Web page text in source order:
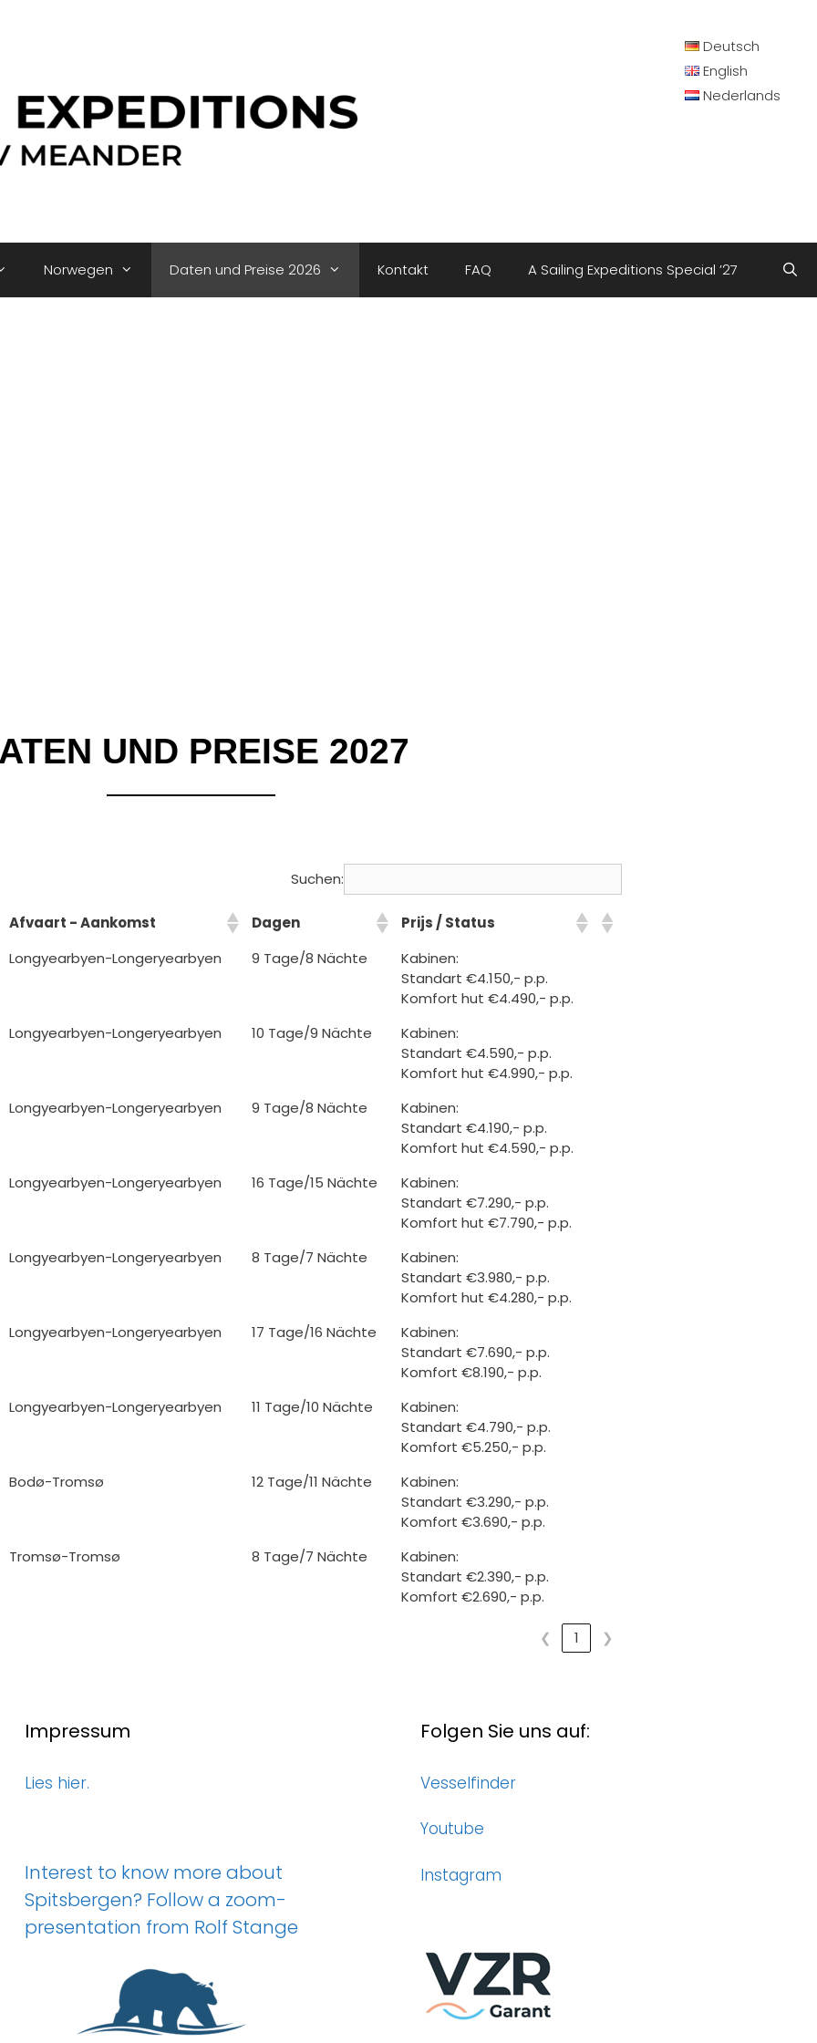
Deutsch
English
Nederlands
Norwegen Daten und Preise 2026 Kontakt FAQ A Sailing Expeditions Special ’27
UND PREISE 2027
Suchen:
Afvaart - Aankomst Dagen
Prijs / Status
Longyearbyen-Longeryearbyen
9 Tage/8 Nächte
Kabinen:
Standart €4.150,- p.p.
Komfort hut €4.490,- p.p.
Longyearbyen-Longeryearbyen
10 Tage/9 Nächte
Kabinen:
Standart €4.590,- p.p.
Komfort hut €4.990,- p.p.
Longyearbyen-Longeryearbyen
9 Tage/8 Nächte
Kabinen:
Standart €4.190,- p.p.
Komfort hut €4.590,- p.p.
Longyearbyen-Longeryearbyen
16 Tage/15 Nächte
Kabinen:
Standart €7.290,- p.p.
Komfort hut €7.790,- p.p.
Longyearbyen-Longeryearbyen
8 Tage/7 Nächte
Kabinen:
Standart €3.980,- p.p.
Komfort hut €4.280,- p.p.
Longyearbyen-Longeryearbyen
17 Tage/16 Nächte
Kabinen:
Standart €7.690,- p.p.
Komfort €8.190,- p.p.
Longyearbyen-Longeryearbyen
11 Tage/10 Nächte
Kabinen:
Standart €4.790,- p.p.
Komfort €5.250,- p.p.
Bodø-Tromsø
12 Tage/11 Nächte
Kabinen:
Standart €3.290,- p.p.
Komfort €3.690,- p.p.
Tromsø-Tromsø
8 Tage/7 Nächte
Kabinen:
Standart €2.390,- p.p.
Komfort €2.690,- p.p.
❮ 1 ❯
Impressum
Lies hier.
Interest to know more about
Spitsbergen? Follow a zoom-
presentation from Rolf Stange
Folgen Sie uns auf:
Vesselfinder
Youtube
Instagram